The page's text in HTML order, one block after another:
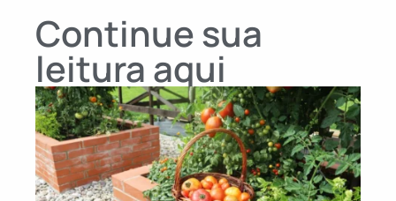
Continue sua
leitura aqui